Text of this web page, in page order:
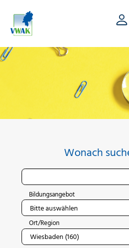
Wonach
Bildungsangebot
Ort/Region